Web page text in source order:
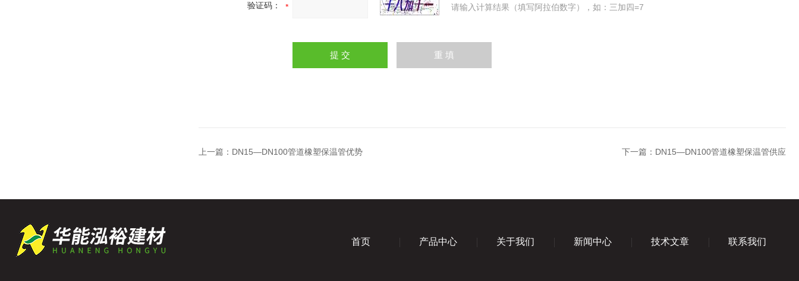
验证码： 请输入计算结果（填写阿拉伯数字），如：三加四=7
上一篇： DN15—DN100管道橡塑保温管优势 下一篇： DN15—DN100管道橡塑保温管供应
首页 产品中心 关于我们 新闻中心 技术文章 联系我们